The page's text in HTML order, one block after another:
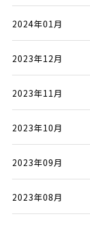
2024年01月
2023年12月
2023年11月
2023年10月
2023年09月
2023年08月